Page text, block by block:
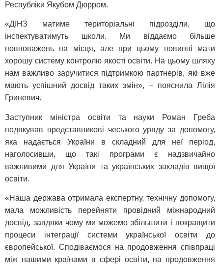
Республіки Якубом Дюрром.
«ДІНЗ матиме територіальні підрозділи, що
інспектуватимуть школи. Ми віддаємо більше
повноважень на місця, але при цьому повинні мати
хорошу систему контролю якості освіти. На цьому шляху
нам важливо заручитися підтримкою партнерів, які вже
мають успішний досвід таких змін», – пояснила Лілія
Гриневич.
Заступник міністра освіти та науки Роман Греба
подякував представникові чеського уряду за допомогу,
яка надається України в складний для неї період,
наголосивши, що такі програми є надзвичайно
важливими для України та українських закладів вищої
освіти.
«Наша держава отримала експертну, технічну допомогу,
мала можливість перейняти провідний міжнародний
досвід, завдяки чому ми можемо збільшити і покращити
процеси інтеграції системи української освіти до
європейської. Сподіваємося на продовження співпраці
між нашими країнами в сфері освіти, на продовження